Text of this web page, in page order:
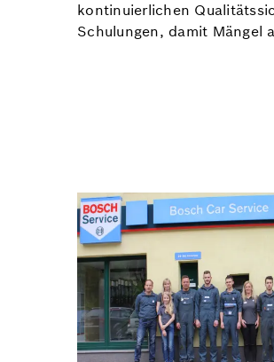
kontinuierlichen
Schulungen, damit Mängel